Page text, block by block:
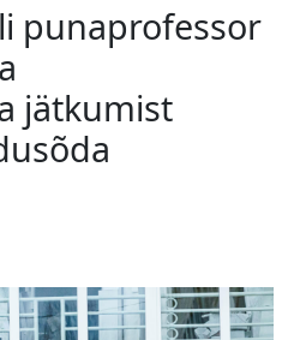
punaprofessor
jätkumist